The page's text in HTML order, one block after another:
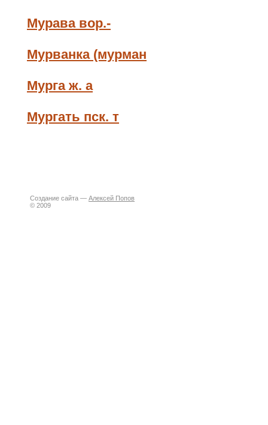
Мурава вор.-
Мурванка (мурман
Мурга ж. а
Мургать пск. т
Создание сайта — Алексей Попов
© 2009